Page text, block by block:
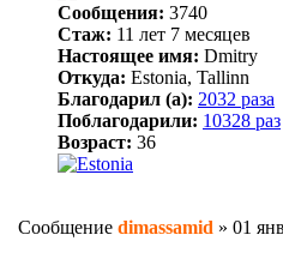
Сообщения: 3740
Стаж: 11 лет 7 месяцев
Настоящее имя: Dmitry
Откуда: Estonia, Tallinn
Благодарил (а): 2032 раза
Поблагодарили: 10328 раз
Возраст: 36
Сообщение dimassamid » 01